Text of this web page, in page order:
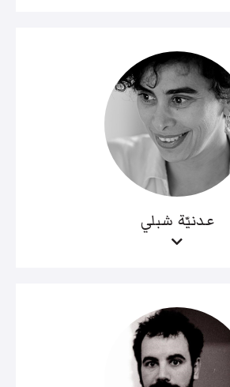
عدنيّة شبلي